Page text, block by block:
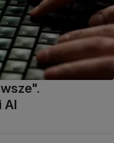
AI